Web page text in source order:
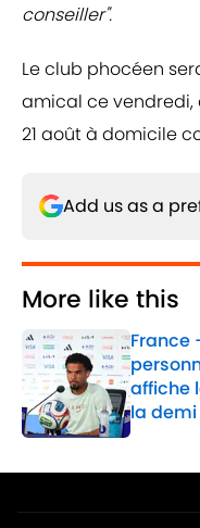
conseiller".
Le club phocéen
amical ce
21 août à domicile
Add us as a
More like this
France
affiche
la demi